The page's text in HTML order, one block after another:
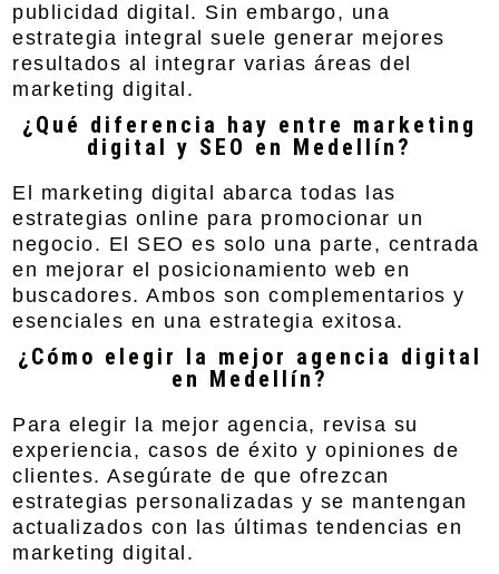
publicidad digital. Sin embargo, una
estrategia integral suele generar mejores
resultados al integrar varias áreas del
marketing digital.
¿Qué diferencia hay entre marketing
digital y SEO en Medellín?
El marketing digital abarca todas las
estrategias online para promocionar un
negocio. El SEO es solo una parte, centrada
en mejorar el posicionamiento web en
buscadores. Ambos son complementarios y
esenciales en una estrategia exitosa.
¿Cómo elegir la mejor agencia digital
en Medellín?
Para elegir la mejor agencia, revisa su
experiencia, casos de éxito y opiniones de
clientes. Asegúrate de que ofrezcan
estrategias personalizadas y se mantengan
actualizados con las últimas tendencias en
marketing digital.